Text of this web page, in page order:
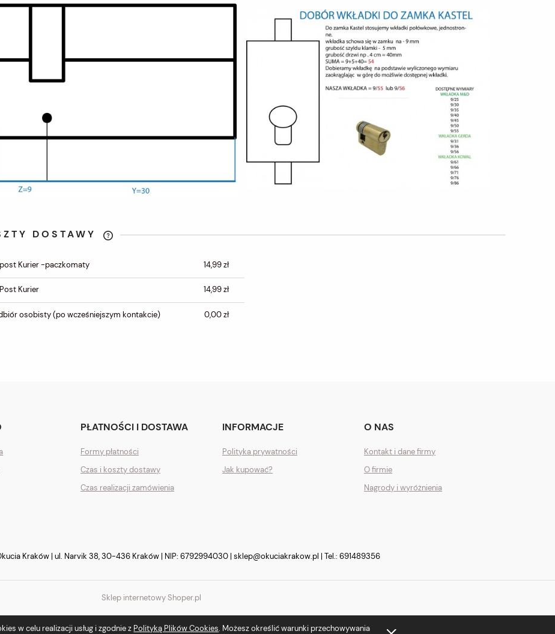
w celu realizacji usług i zgodnie z Polityką Plików Cookies. Możesz określić warunki przechowywania
DOSTAWY
CENA NIE ZAWIERA
Kurier -paczkomaty 14,99 zł
Kurier 14,99 zł
osobisty(po wcześniejszym kontakcie) 0,00 zł
PŁATNOŚCI I DOSTAWA
Formy płatności
Czas i koszty dostawy
Czas realizacji zamówienia
INFORMACJE
Polityka prywatności
Jak kupować?
O NAS
Kontakt i dane firmy
O firmie
Nagrody i wyróżnienia
Kraków | ul. Narvik 38, 30-436 Kraków | NIP: 6792994030 | sklep@okuciakrakow.pl | Tel.: 691489356
Sklep internetowy Shoper.pl